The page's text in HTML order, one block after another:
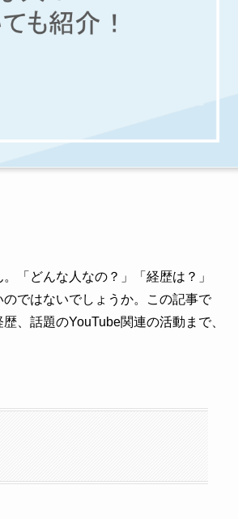
「どんな人なの？」「経歴は？」
ではないでしょうか。この記事で
、話題のYouTube関連の活動まで、